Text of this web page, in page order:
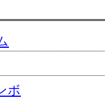
ボ